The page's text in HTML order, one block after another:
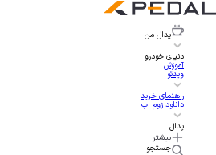
پدال من
دنیای خودرو
آموزش
ویدئو
راهنمای خرید
دانلود زوم اپ
پدال
بیشتر
جستجو